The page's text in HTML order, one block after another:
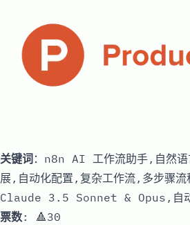
关键词：n8n AI 工作流助手,自然
展,自动化配置,复杂工作流,多步骤
Claude 3.5 Sonnet & Opus,自
票数: 🔺30